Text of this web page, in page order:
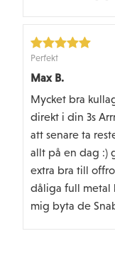
Perfekt
Max B.
Mycket bra
direkt i din 3s
att senare ta
allt på en dag :)
extra bra till
dåliga full metal
mig byta de